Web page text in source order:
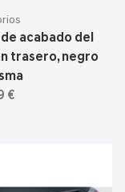
acabado del
trasero, negro
€